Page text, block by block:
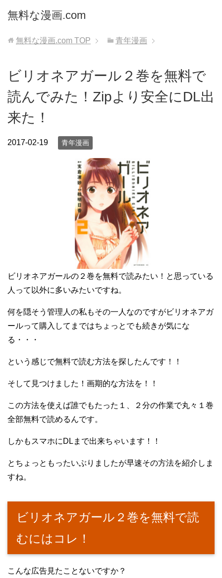
無料な漫画.com
無料な漫画.com TOP 青年漫画
ビリオネアガール２巻を無料で
読んでみた！Zipより安全にDL出
来た！
2017-02-19 青年漫画
ビリオネアガールの２巻を無料で読みたい！と思っている
人って以外に多いみたいですね。
何を隠そう管理人の私もその一人なのですがビリオネアガ
ールって購入してまではちょっとでも続きが気にな
る・・・
という感じで無料で読む方法を探したんです！！
そして見つけました！画期的な方法を！！
この方法を使えば誰でもたった１、２分の作業で丸々１巻
全部無料で読めるんです。
しかもスマホにDLまで出来ちゃいます！！
とちょっともったいぶりましたが早速その方法を紹介しま
すね。
ビリオネアガール２巻を無料で読
むにはコレ！
こんな広告見たことないですか？